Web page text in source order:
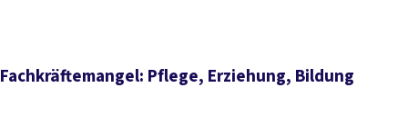
Fachkräftemangel: Pflege, Erziehung, Bildung